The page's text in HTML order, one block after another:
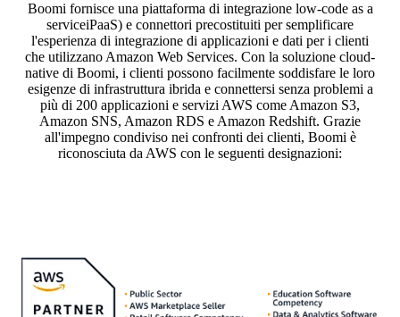
Boomi fornisce una piattaforma di integrazione low-code as a
serviceiPaaS) e connettori precostituiti per semplificare
l'esperienza di integrazione di applicazioni e dati per i clienti
che utilizzano Amazon Web Services. Con la soluzione cloud-
native di Boomi, i clienti possono facilmente soddisfare le loro
esigenze di infrastruttura ibrida e connettersi senza problemi a
più di 200 applicazioni e servizi AWS come Amazon S3,
Amazon SNS, Amazon RDS e Amazon Redshift. Grazie
all'impegno condiviso nei confronti dei clienti, Boomi è
riconosciuta da AWS con le seguenti designazioni: